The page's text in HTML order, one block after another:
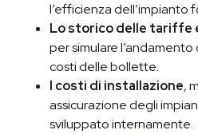
l’efficienza
Lo storico delle tariffe
per simulare
costi delle bollette.
I costi di installazione,
assicurazione degli
sviluppato internamente.